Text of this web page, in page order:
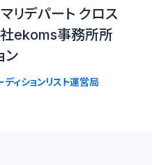
リデパート クロス
社ekoms事務所所
ン
ディションリスト運営局